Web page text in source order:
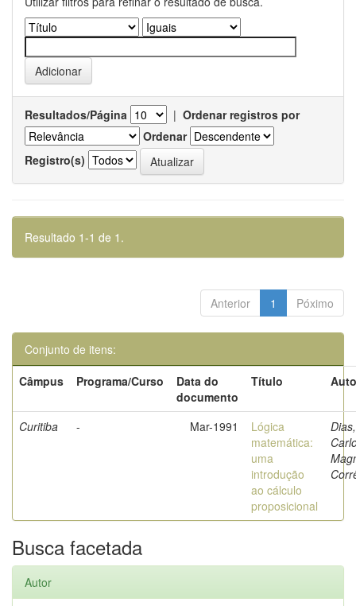
Resultados/Página | Ordenar registros por
Ordenar
Registro(s)
Resultado 1-1 de 1.
Anterior 1 Póximo
Conjunto de itens:
Câmpus
Programa/Curso
Data do
documento
Título
Curitiba - Mar-1991
Lógica
matemática:
uma
introdução
ao cálculo
proposicional
Dias,
Busca facetada
Autor